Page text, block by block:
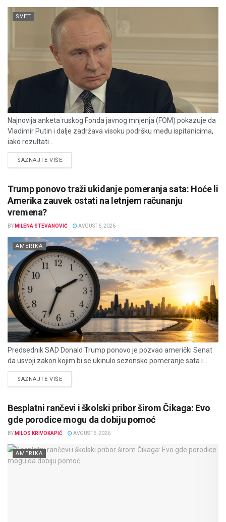
SVET
Najnovija anketa ruskog Fonda javnog mnjenja (FOM) pokazuje da
Vladimir Putin i dalje zadržava visoku podršku među ispitanicima,
iako rezultati...
SAZNAJTE VIŠEDETAILS
Trump ponovo traži ukidanje pomeranja sata: Hoće li
Amerika zauvek ostati na letnjem računanju
vremena?
BY MILENA STEVANOVIĆ AVGUST 6, 2026
AMERIKA
Predsednik SAD Donald Trump ponovo je pozvao američki Senat
da usvoji zakon kojim bi se ukinulo sezonsko pomeranje sata i...
SAZNAJTE VIŠEDETAILS
Besplatni rančevi i školski pribor širom Čikaga: Evo
gde porodice mogu da dobiju pomoć
BY MILOS KRIVOKAPIĆ AVGUST 6, 2026
AMERIKA